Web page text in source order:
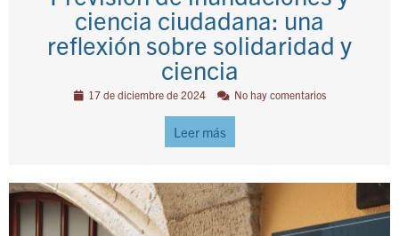
ciencia ciudadana: una
reflexión sobre solidaridad y
ciencia
17 de diciembre de 2024 No hay comentarios
Leer más